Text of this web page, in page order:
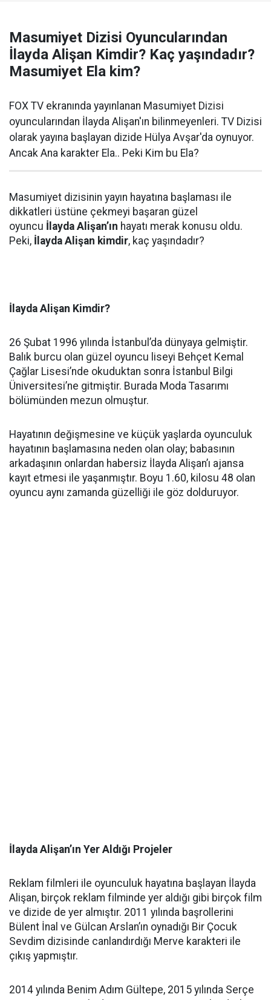
Masumiyet Dizisi Oyuncularından
İlayda Alişan Kimdir? Kaç yaşındadır?
Masumiyet Ela kim?
FOX TV ekranında yayınlanan Masumiyet Dizisi
oyuncularından İlayda Alişan'ın bilinmeyenleri. TV Dizisi
olarak yayına başlayan dizide Hülya Avşar'da oynuyor.
Ancak Ana karakter Ela.. Peki Kim bu Ela?
Masumiyet dizisinin yayın hayatına başlaması ile
dikkatleri üstüne çekmeyi başaran güzel
oyuncu İlayda Alişan’ın hayatı merak konusu oldu.
Peki, İlayda Alişan kimdir, kaç yaşındadır?
İlayda Alişan Kimdir?
26 Şubat 1996 yılında İstanbul’da dünyaya gelmiştir.
Balık burcu olan güzel oyuncu liseyi Behçet Kemal
Çağlar Lisesi’nde okuduktan sonra İstanbul Bilgi
Üniversitesi’ne gitmiştir. Burada Moda Tasarımı
bölümünden mezun olmuştur.
Hayatının değişmesine ve küçük yaşlarda oyunculuk
hayatının başlamasına neden olan olay; babasının
arkadaşının onlardan habersiz İlayda Alişan’ı ajansa
kayıt etmesi ile yaşanmıştır. Boyu 1.60, kilosu 48 olan
oyuncu aynı zamanda güzelliği ile göz dolduruyor.
İlayda Alişan’ın Yer Aldığı Projeler
Reklam filmleri ile oyunculuk hayatına başlayan İlayda
Alişan, birçok reklam filminde yer aldığı gibi birçok film
ve dizide de yer almıştır. 2011 yılında başrollerini
Bülent İnal ve Gülcan Arslan’ın oynadığı Bir Çocuk
Sevdim dizisinde canlandırdığı Merve karakteri ile
çıkış yapmıştır.
2014 yılında Benim Adım Gültepe, 2015 yılında Serçe